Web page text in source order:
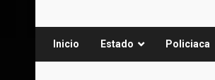
Inicio Estado Policiaca